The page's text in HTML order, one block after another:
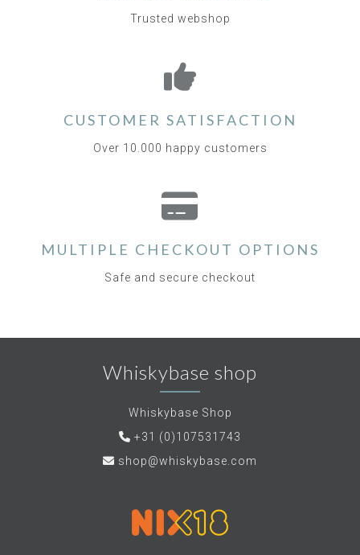
Trusted webshop
CUSTOMER SATISFACTION
Over 10.000 happy customers
MULTIPLE CHECKOUT OPTIONS
Safe and secure checkout
Whiskybase shop
Whiskybase Shop
+31 (0)107531743
shop@whiskybase.com